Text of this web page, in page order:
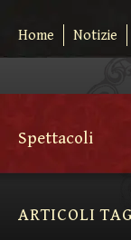
Home Notizie
Spettacoli
ARTICOLI